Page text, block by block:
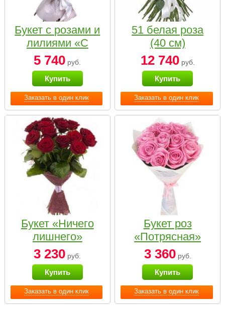
Заказать в один клик
Букет с розами и
лилиями «С
наилучшими
пожеланиями»
5 740 руб.
Купить
Заказать в один клик
51 белая роза
(40 см)
12 740руб.
Купить
Заказать в один клик
Букет «Ничего
лишнего»
3 230 руб.
Купить
Заказать в один клик
Букет роз
«Потрясная»
3 360руб.
Купить